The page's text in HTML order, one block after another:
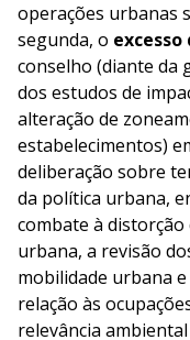
operações urbanas
segunda, o
conselho (diante da
dos estudos de
alteração de
estabelecimentos)
deliberação sobre
da política urbana,
combate à
urbana, a revisão
mobilidade urbana
relação às
relevância